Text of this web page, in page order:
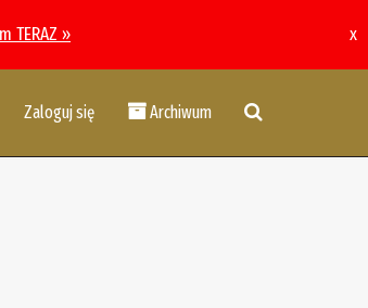
TERAZ » x
Zaloguj się Archiwum